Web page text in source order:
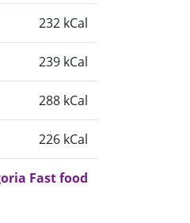
232 kCal
239 kCal
288 kCal
226 kCal
Fast food